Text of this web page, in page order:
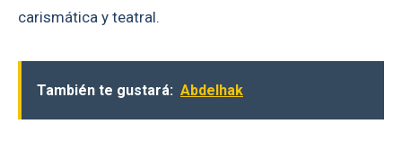
carismática y teatral.
También te gustará: Abdelhak